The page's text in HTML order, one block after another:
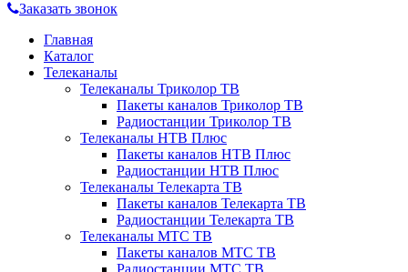
Заказать звонок
Главная
Каталог
Телеканалы
Телеканалы Триколор ТВ
Пакеты каналов Триколор ТВ
Радиостанции Триколор ТВ
Телеканалы НТВ Плюс
Пакеты каналов НТВ Плюс
Радиостанции НТВ Плюс
Телеканалы Телекарта ТВ
Пакеты каналов Телекарта ТВ
Радиостанции Телекарта ТВ
Телеканалы МТС ТВ
Пакеты каналов МТС ТВ
Радиостанции МТС ТВ